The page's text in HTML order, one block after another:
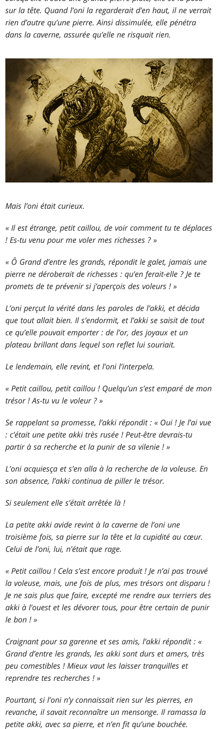
sur la tête. Quand l’oni la regarderait d’en haut, il ne verrait
rien d’autre qu’une pierre. Ainsi dissimulée, elle pénétra
dans la caverne, assurée qu’elle ne risquait rien.
Mais l’oni était curieux.
« Il est étrange, petit caillou, de voir comment tu te déplaces
! Es-tu venu pour me voler mes richesses ? »
« Ô Grand d’entre les grands, répondit le galet, jamais une
pierre ne déroberait de richesses : qu’en ferait-elle ? Je te
promets de te prévenir si j’aperçois des voleurs ! »
L’oni perçut la vérité dans les paroles de l’akki, et décida
que tout allait bien. Il s’endormit, et l’akki se saisit de tout
ce qu’elle pouvait emporter : de l’or, des joyaux et un
plateau brillant dans lequel son reflet lui souriait.
Le lendemain, elle revint, et l’oni l’interpela.
« Petit caillou, petit caillou ! Quelqu’un s’est emparé de mon
trésor ! As-tu vu le voleur ? »
Se rappelant sa promesse, l’akki répondit : « Oui ! Je l’ai vue
: c’était une petite akki très rusée ! Peut-être devrais-tu
partir à sa recherche et la punir de sa vilenie ! »
L’oni acquiesça et s’en alla à la recherche de la voleuse. En
son absence, l’akki continua de piller le trésor.
Si seulement elle s’était arrêtée là !
La petite akki avide revint à la caverne de l’oni une
troisième fois, sa pierre sur la tête et la cupidité au cœur.
Celui de l’oni, lui, n’était que rage.
« Petit caillou ! Cela s’est encore produit ! Je n’ai pas trouvé
la voleuse, mais, une fois de plus, mes trésors ont disparu !
Je ne sais plus que faire, excepté me rendre aux terriers des
akki à l’ouest et les dévorer tous, pour être certain de punir
le bon ! »
Craignant pour sa garenne et ses amis, l’akki répondit : «
Grand d’entre les grands, les akki sont durs et amers, très
peu comestibles ! Mieux vaut les laisser tranquilles et
reprendre tes recherches ! »
Pourtant, si l’oni n’y connaissait rien sur les pierres, en
revanche, il savait reconnaître un mensonge. Il ramassa la
petite akki, avec sa pierre, et n’en fit qu’une bouchée.